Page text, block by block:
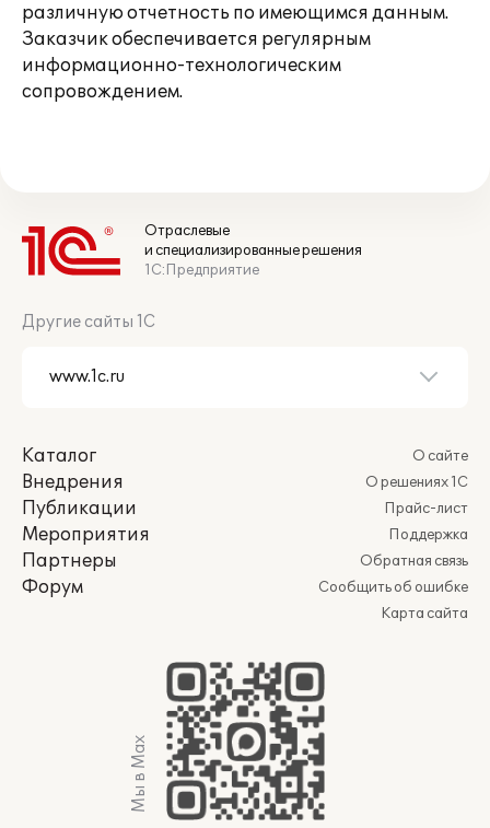
различную отчетность по имеющимся данным.
Заказчик обеспечивается регулярным
информационно-технологическим
сопровождением.
Отраслевые
и специализированные решения
1С:Предприятие
Другие сайты 1С
Каталог
Внедрения
Публикации
Мероприятия
Партнеры
Форум
О сайте
О решениях 1С
Прайс-лист
Поддержка
Обратная связь
Сообщить об ошибке
Карта сайта
Мы в Max